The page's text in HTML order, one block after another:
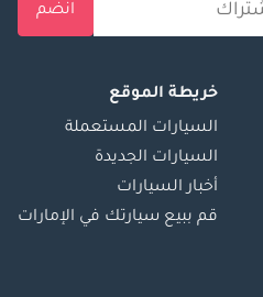
انضم
خريطة الموقع
السيارات المستعملة
السيارات الجديدة
أخبار السيارات
قم ببيع سيارتك في الإمارات